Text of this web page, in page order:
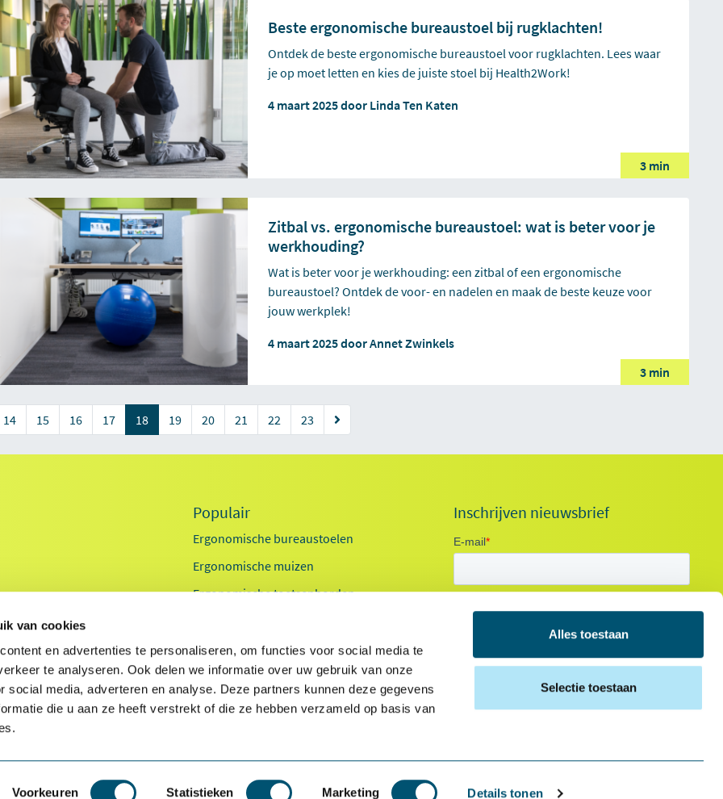
van cookies
en advertenties te personaliseren, om functies voor social media te
te analyseren. Ook delen we informatie over uw gebruik van onze
social media, adverteren en analyse. Deze partners kunnen deze gegevens
die u aan ze heeft verstrekt of die ze hebben verzameld op basis van
Voorkeuren Statistieken Marketing Details tonen
Alles toestaan
Selectie toestaan
Beste ergonomische bureaustoel bij rugklachten!
Ontdek de beste ergonomische bureaustoel voor rugklachten. Lees waar
je op moet letten en kies de juiste stoel bij Health2Work!
4 maart 2025 door Linda Ten Katen
3 min
Zitbal vs. ergonomische bureaustoel: wat is beter voor je
werkhouding?
Wat is beter voor je werkhouding: een zitbal of een ergonomische
bureaustoel? Ontdek de voor- en nadelen en maak de beste keuze voor
jouw werkplek!
4 maart 2025 doorAnnet Zwinkels
3 min
14 15 16 17 18(current)
19 20 21 22 23
Populair
Ergonomische bureaustoelen
Ergonomische muizen
Ergonomische toetsenborden
Exoskeletten
Laptop standaarden
Inschrijven nieuwsbrief